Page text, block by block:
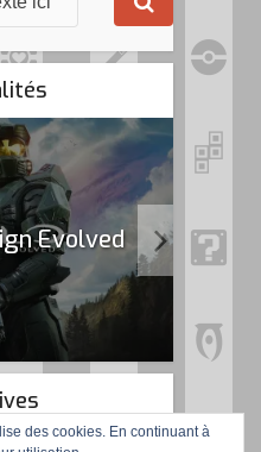
Evolved
des cookies. En continuant à